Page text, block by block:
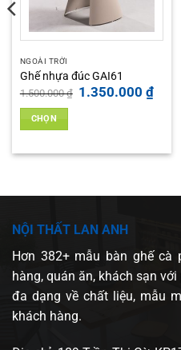
NGOÀI TRỜI
Ghế nhựa đúc GAI61
1.500.000₫ Giá
gốc
1.350.000 ₫Giá
hiện
CHỌN
phẩm
biến
thể.
Các
tùy
chọn
thể
NỘI THẤT LAN ANH
Hơn 382+ mẫu bàn ghế cà
hàng, quán ăn, khách sạn
đa dạng về chất liệu, mẫu
khách hàng.